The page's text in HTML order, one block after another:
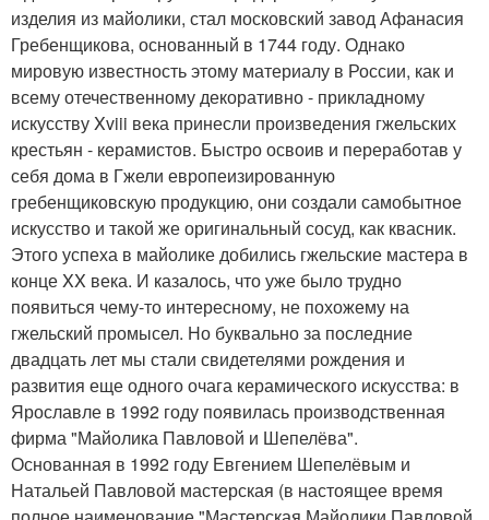
изделия из майолики, стал московский завод Афанасия
Гребенщикова, основанный в 1744 году. Однако
мировую известность этому материалу в России, как и
всему отечественному декоративно - прикладному
искусству Xviii века принесли произведения гжельских
крестьян - керамистов. Быстро освоив и переработав у
себя дома в Гжели европеизированную
гребенщиковскую продукцию, они создали самобытное
искусство и такой же оригинальный сосуд, как квасник.
Этого успеха в майолике добились гжельские мастера в
конце XX века. И казалось, что уже было трудно
появиться чему-то интересному, не похожему на
гжельский промысел. Но буквально за последние
двадцать лет мы стали свидетелями рождения и
развития еще одного очага керамического искусства: в
Ярославле в 1992 году появилась производственная
фирма "Майолика Павловой и Шепелёва".
Основанная в 1992 году Евгением Шепелёвым и
Натальей Павловой мастерская (в настоящее время